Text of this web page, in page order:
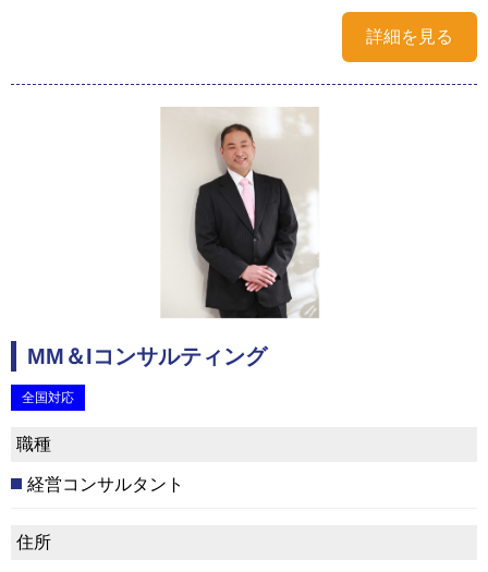
詳細を見る
MM＆Iコンサルティング
全国対応
職種
経営コンサルタント
住所